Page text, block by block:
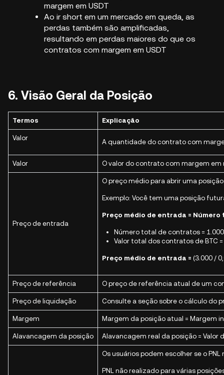
margem em USDT
Ao ir short em um mercado em queda, as
perdas também são amplificadas,
resultando em perdas maiores do que os
contratos com margem em USDT
6. Visão Geral da Posição
Termos Explicação
Valor
A quantidade do contrato com
Valor O valor do contrato com margem em
Preço de entrada
O preço médio para abrir uma
Exemplo: Você tem uma posição
Preço médio de entrada =
Número total de contratos = 1.000
Valor total dos contratos de BTC =
Preço médio de entrada = (3.000 /
Preço de referência O preço de referência atual de um
Preço de liquidação Consulte a seção sobre o cálculo do
Margem Margem da posição atual = Margem
Alavancagem da posição Alavancagem real da posição = Valor
Os usuários podem escolher se o
PNL não realizado para várias